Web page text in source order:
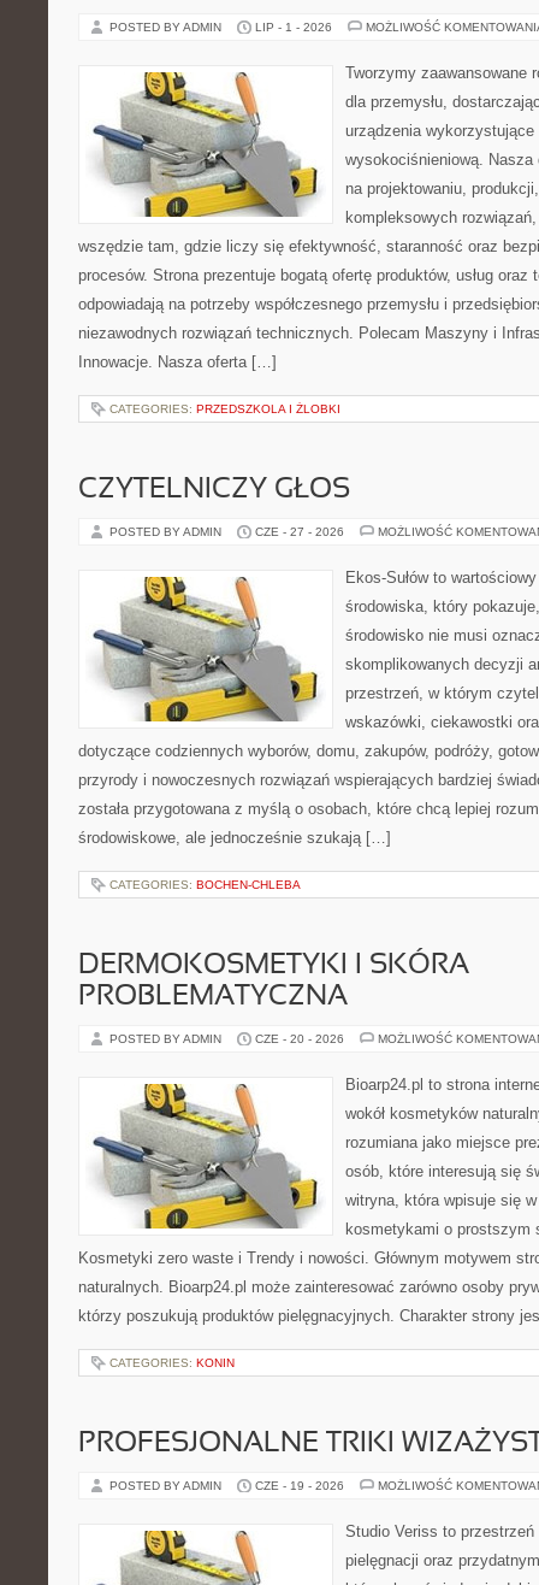
POSTED BY ADMIN LIP - 1 - 2026 MOŻLIWOŚĆ
Tworzymy zaawansowane
dla przemysłu,
urządzenia wykorzystujące
wysokociśnieniową. Nasza
na projektowaniu,
kompleksowych
wszędzie tam, gdzie liczy się efektywność, staranność oraz
procesów. Strona prezentuje bogatą ofertę produktów, usług oraz
odpowiadają na potrzeby współczesnego przemysłu i
niezawodnych rozwiązań technicznych. Polecam Maszyny i
Innowacje. Nasza oferta […]
CATEGORIES: PRZEDSZKOLA I ŻLOBKI
CZYTELNICZY GŁOS
POSTED BY ADMIN CZE - 27 - 2026 MOŻLIWOŚĆ
Ekos-Sułów to
środowiska, który
środowisko nie musi
skomplikowanych decyzji
przestrzeń, w którym
wskazówki, ciekawostki
dotyczące codziennych wyborów, domu, zakupów, podróży,
przyrody i nowoczesnych rozwiązań wspierających bardziej
została przygotowana z myślą o osobach, które chcą lepiej
środowiskowe, ale jednocześnie szukają […]
CATEGORIES: BOCHEN-CHLEBA
DERMOKOSMETYKI I SKÓRA
PROBLEMATYCZNA
POSTED BY ADMIN CZE - 20 - 2026 MOŻLIWOŚĆ
Bioarp24.pl to strona
wokół kosmetyków
rozumiana jako miejsce
osób, które interesują się
witryna, która wpisuje się
kosmetykami o prostszym
Kosmetyki zero waste i Trendy i nowości. Głównym motywem
naturalnych. Bioarp24.pl może zainteresować zarówno osoby
którzy poszukują produktów pielęgnacyjnych. Charakter strony
CATEGORIES: KONIN
PROFESJONALNE TRIKI
POSTED BY ADMIN CZE - 19 - 2026 MOŻLIWOŚĆ
Studio Veriss to
pielęgnacji oraz